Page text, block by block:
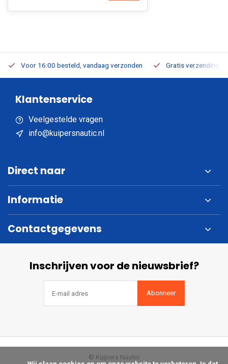
Voor 16:00 besteld, vandaag verzonden Gratis verzending
Klantenservice
Veelgestelde vragen
info@kuipersnautic.nl
Direct naar
Informatie
Contactgegevens
Inschrijven voor de nieuwsbrief?
Abonneer
© Kuipers Nautic